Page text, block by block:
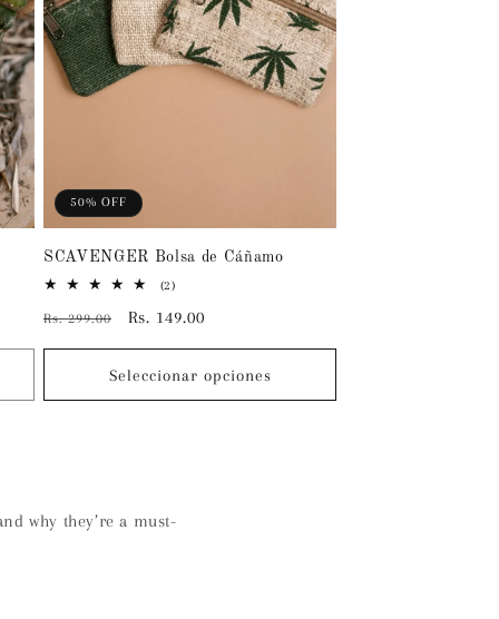
50% OFF
SCAVENGER Bolsa de Cáñamo
(2)2
totales
Precio
Rs. 299.00
Precio
oferta
Rs. 149.00
Seleccionar opciones
why they’re a must-